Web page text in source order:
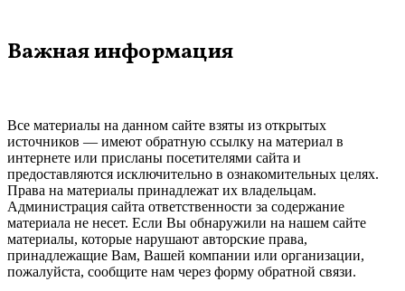
Важная информация
Все материалы на данном сайте взяты из открытых
источников — имеют обратную ссылку на материал в
интернете или присланы посетителями сайта и
предоставляются исключительно в ознакомительных целях.
Права на материалы принадлежат их владельцам.
Администрация сайта ответственности за содержание
материала не несет. Если Вы обнаружили на нашем сайте
материалы, которые нарушают авторские права,
принадлежащие Вам, Вашей компании или организации,
пожалуйста, сообщите нам через форму обратной связи.